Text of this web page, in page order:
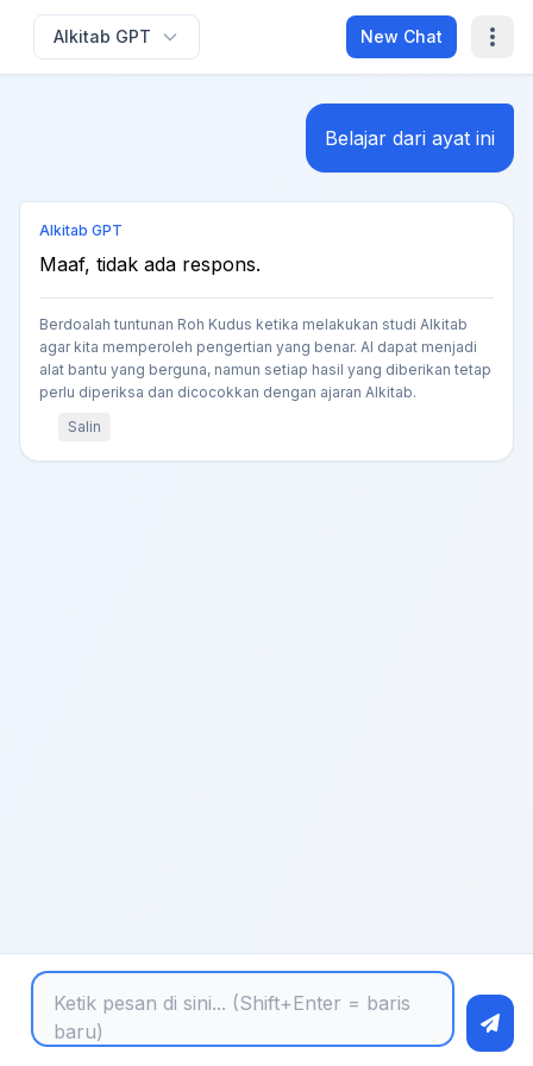
Alkitab GPT New Chat
Belajar dari ayat ini
Alkitab GPT
Maaf, tidak ada respons.
Berdoalah tuntunan Roh Kudus ketika melakukan studi Alkitab
agar kita memperoleh pengertian yang benar. AI dapat menjadi
alat bantu yang berguna, namun setiap hasil yang diberikan tetap
perlu diperiksa dan dicocokkan dengan ajaran Alkitab.
Salin